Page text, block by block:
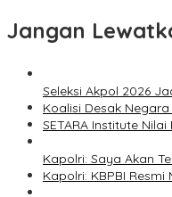
Jangan
Seleksi Akpol 2026
Koalisi Desak
SETARA Institute
Kapolri: Saya Akan
Kapolri: KBPBI